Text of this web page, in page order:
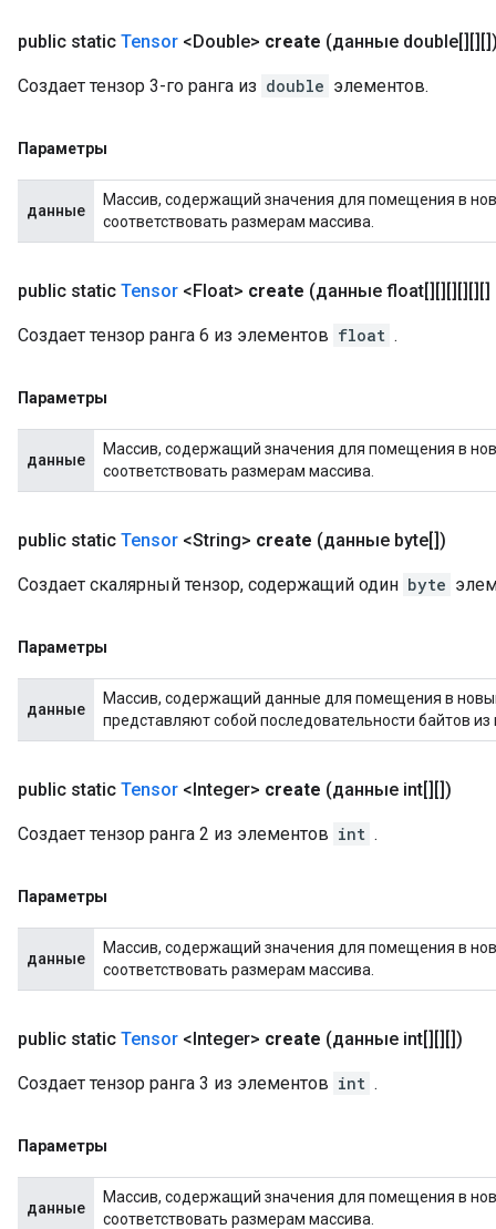
public static Tensor <Double> create (данные
Создает тензор 3-го ранга из double элементов.
Параметры
данные
Массив, содержащий значения для помещения в
соответствовать размерам массива.
public static Tensor <Float> create (данные float[][][][][][]
Создает тензор ранга 6 из элементов float .
Параметры
данные
Массив, содержащий значения для помещения в
соответствовать размерам массива.
public static Tensor <String> create (данные byte[])
Создает скалярный тензор, содержащий один byte
Параметры
данные
Массив, содержащий данные для помещения в
представляют собой последовательности байтов
public static Tensor <Integer> create (данные int[][])
Создает тензор ранга 2 из элементов int .
Параметры
данные
Массив, содержащий значения для помещения в
соответствовать размерам массива.
public static Tensor <Integer> create (данные int[][][])
Создает тензор ранга 3 из элементов int .
Параметры
данные
Массив, содержащий значения для помещения в
соответствовать размерам массива.